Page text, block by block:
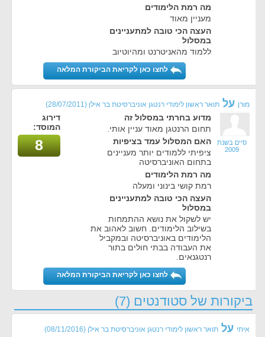
מה רמת הלימודים
מעניין מאוד
העצה הכי טובה למתעניינים
במסלול
ללמוד מהאניטרנט ומהיוטיוב
לחצו כאן לקריאת הביקורת המלאה
מורן על תואר ראשון לימודי רנטגן אוניברסיטת בר אילן (28/07/2011)
סיים בשנת
2009
מדוע בחרתי במסלול זה
תחום הרנטגן מאוד עניין אותי.
האם המסלול עמד בציפיות
ציפיתי ללמודים יותר מעניינים
בתחום האוניברסיטה
מה רמת הלימודים
רמת קושי בינוני ומעלה
העצה הכי טובה למתעניינים
במסלול
יש לשקול את נושא ההתמחות
בשילוב הלימודים. חשוב לאהוב את
הלימודים באוניברסיטה ובמקביל
את העבודה בבתי חולים בתור
רנטגנאים.
דירוג
המוסד:
8
לחצו כאן לקריאת הביקורת המלאה
ביקורות של סטודנטים (7)
איתי על תואר ראשון לימודי רנטגן אוניברסיטת בר אילן (
08/11/2016
)